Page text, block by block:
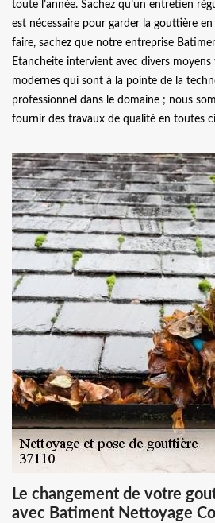
toute l’année. Sachez qu’un entretien
est nécessaire pour garder la gouttière
faire, sachez que notre entreprise
Etancheite intervient avec divers
modernes qui sont à la pointe de la
professionnel dans le domaine ; nous
fournir des travaux de qualité en toutes
Le changement de votre
avec Batiment Nettoyage